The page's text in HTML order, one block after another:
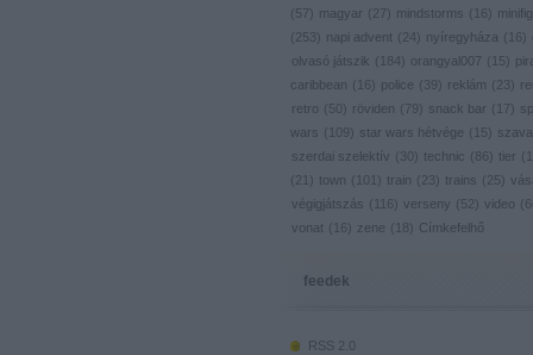
( 57) magyar ( 27) mindstorms ( 16 ) minifig
( 253) napi advent ( 24) nyíregyháza ( 16 )
olvasó játszik ( 184) orangyal007 ( 15)
caribbean ( 16 ) police ( 39) reklám ( 23)
retro ( 50) röviden ( 79) snack bar ( 17)
wars ( 109) star wars hétvége ( 15)
szerdai szelektív ( 30) technic ( 86 ) tier (
( 21 ) town ( 101 ) train ( 23) trains ( 25)
végigjátszás ( 116 ) verseny ( 52) video (
vonat ( 16 ) zene ( 18 ) Címkefelhő
feedek
RSS 2.0